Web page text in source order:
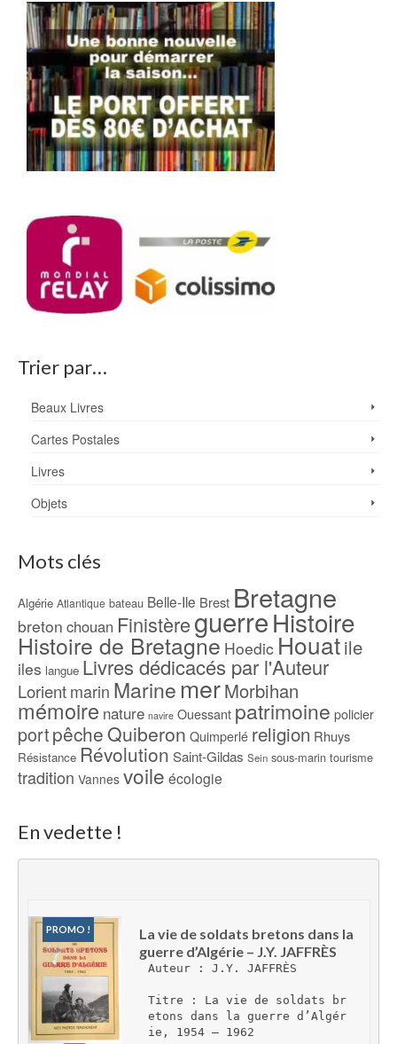
Trier par…
Beaux Livres
Cartes Postales
Livres
Objets
Mots clés
Algérie Atlantique bateau Belle-Ile Brest Bretagne
breton chouan FinistèreguerreHistoire
Histoire de Bretagne Hoedic Houatile
iles langue Livres dédicacés par l'Auteur
Lorientmarin Marine merMorbihan
mémoire nature navire Ouessant patrimoine policier
portpêcheQuiberon Quimperlé religion Rhuys
Résistance Révolution Saint-Gildas Sein sous-marin tourisme
tradition Vannes voile écologie
En vedette !
PROMO !
La vie de soldats bretons dans la
guerre d’Algérie – J.Y. JAFFRÈS
Auteur : J.Y. JAFFRÈS
Titre : La vie de soldats br
etons dans la guerre d’Algér
ie, 1954 – 1962